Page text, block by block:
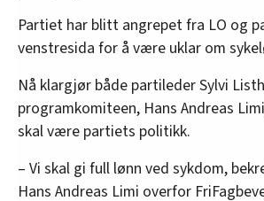
Partiet har blitt angrepet fra LO og
venstresida for å være uklar om
Nå klargjør både partileder Sylvi
programkomiteen, Hans Andreas
skal være partiets politikk.
– Vi skal gi full lønn ved sykdom,
Hans Andreas Limi overfor